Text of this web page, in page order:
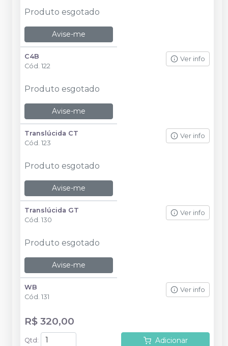
Produto esgotado
Avise-me
C4B
Cód. 122
Ver info
Produto esgotado
Avise-me
Translúcida CT
Cód. 123
Ver info
Produto esgotado
Avise-me
Translúcida GT
Cód. 130
Ver info
Produto esgotado
Avise-me
WB
Cód. 131
Ver info
R$ 320,00
Qtd : Adicionar